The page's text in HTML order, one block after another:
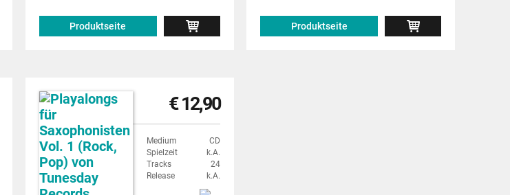
Produktseite Produktseite
€ 12,90
Medium
CD
Spielzeit
k.A.
Tracks
24
Release
k.A.